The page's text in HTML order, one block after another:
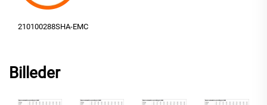
210100288SHA-EMC
Billeder